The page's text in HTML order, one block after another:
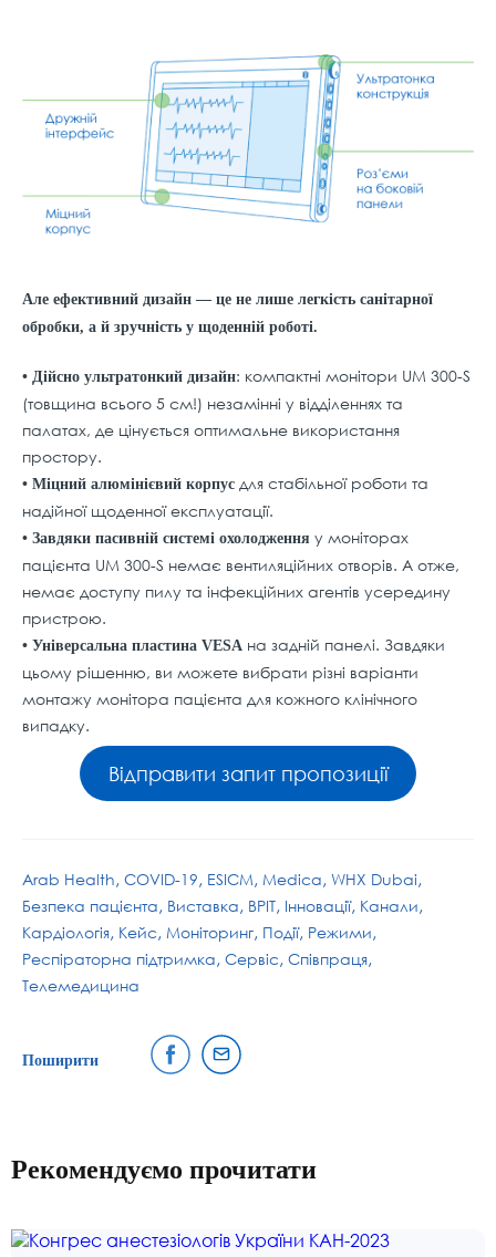
Але ефективний дизайн — це не лише легкість санітарної
обробки, а й зручність у щоденній роботі.
• Дійсно ультратонкий дизайн: компактні монітори UM 300-S
(товщина всього 5 см!) незамінні у відділеннях та
палатах, де цінується оптимальне використання
простору.
• Міцний алюмінієвий корпус для стабільної роботи та
надійної щоденної експлуатації.
• Завдяки пасивній системі охолодження у моніторах
пацієнта UM 300-S немає вентиляційних отворів. А отже,
немає доступу пилу та інфекційних агентів усередину
пристрою.
• Універсальна пластина VESA на задній панелі. Завдяки
цьому рішенню, ви можете вибрати різні варіанти
монтажу монітора пацієнта для кожного клінічного
випадку.
Відправити запит пропозиції
Arab Health COVID-19 ESICM Medica WHX Dubai
Безпека пацієнта Виставка ВРІТ Інновації Канали
Кардіологія Кейс Моніторинг Події Режими
Респіраторна підтримка Сервіс Співпраця
Телемедицина
Поширити
Рекомендуємо прочитати